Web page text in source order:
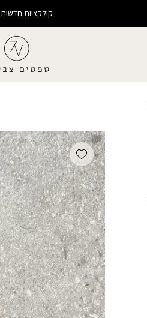
קולקציות חדשות 2026
Add wishlist